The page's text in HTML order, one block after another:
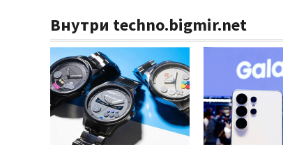
Внутри techno.bigmir.net